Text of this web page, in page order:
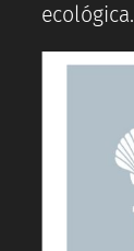
ecológica.